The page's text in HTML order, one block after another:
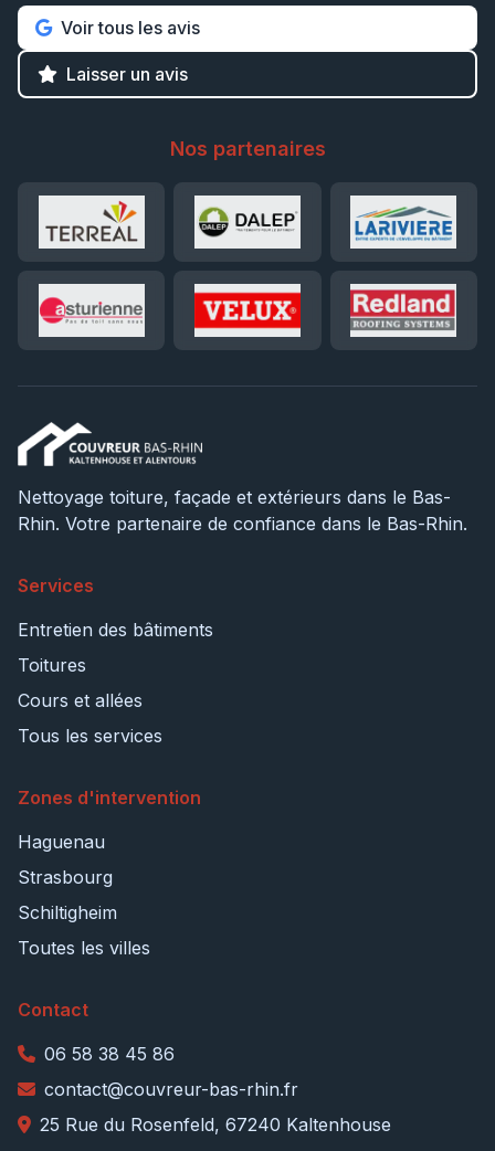
Voir tous les avis
Laisser un avis
Nos partenaires
Nettoyage toiture, façade et extérieurs dans le Bas-
Rhin. Votre partenaire de confiance dans le Bas-Rhin.
Services
Entretien des bâtiments
Toitures
Cours et allées
Tous les services
Zones d'intervention
Haguenau
Strasbourg
Schiltigheim
Toutes les villes
Contact
06 58 38 45 86
contact@couvreur-bas-rhin.fr
25 Rue du Rosenfeld, 67240 Kaltenhouse